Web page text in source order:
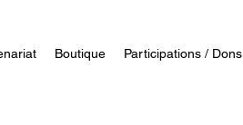
Boutique Participations / Dons